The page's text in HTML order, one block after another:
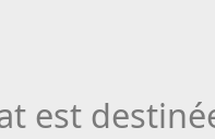
est